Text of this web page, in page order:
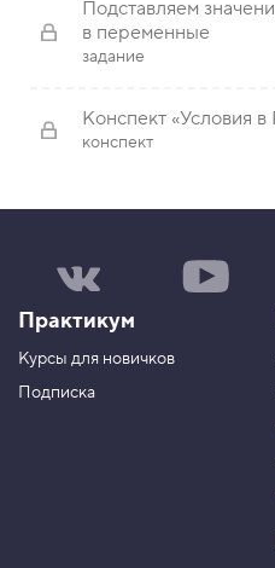
Подставляем
в переменные
задание
Конспект «Условия в
конспект
а
а
р
у
Н
а
Практикум
Курсы для новичков
Подписка